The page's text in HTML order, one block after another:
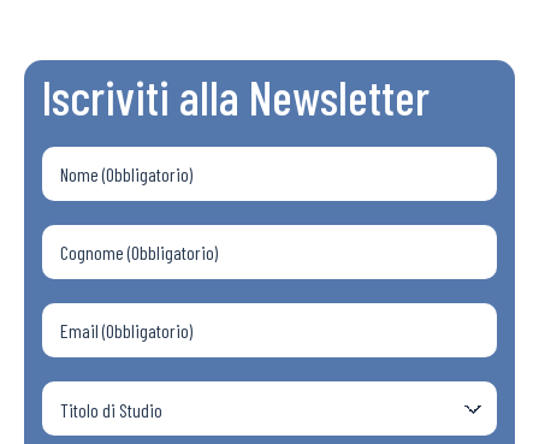
Iscriviti alla Newsletter